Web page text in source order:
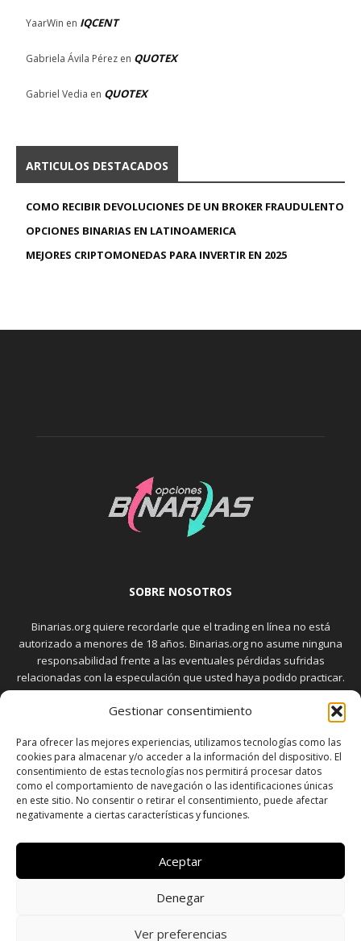
Gestionar consentimiento
Para ofrecer las mejores experiencias, utilizamos tecnologías como las
cookies para almacenar y/o acceder a la información del dispositivo. El
consentimiento de estas tecnologías nos permitirá procesar datos
como el comportamiento de navegación o las identificaciones únicas
en este sitio. No consentir o retirar el consentimiento, puede afectar
negativamente a ciertas características y funciones.
Aceptar
Denegar
Ver preferencias
YaarWin en IQCENT
Gabriela Ávila Pérez en QUOTEX
Gabriel Vedia en QUOTEX
ARTICULOS DESTACADOS
COMO RECIBIR DEVOLUCIONES DE UN BROKER FRAUDULENTO
OPCIONES BINARIAS EN LATINOAMERICA
MEJORES CRIPTOMONEDAS PARA INVERTIR EN 2025
SOBRE NOSOTROS
Binarias.org quiere recordarle que el trading en línea no está
autorizado a menores de 18 años. Binarias.org no asume ninguna
responsabilidad frente a las eventuales pérdidas sufridas
relacionadas con la especulación que usted haya podido practicar.
El trading en el mercado de opciones binarias implica riesgos
elevados. Usted debe conocer y aceptar estos riesgos, que
transacciones bursátiles.
SÍGUENOS
SITEMAP POLÍTICA DE COOKIES (UE)